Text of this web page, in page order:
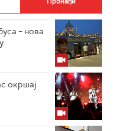
– нова
окршај